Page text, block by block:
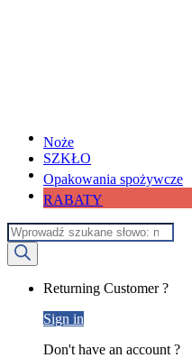
Noże
SZKŁO
Opakowania spożywcze
RABATY
Wyszukiwarka
produktów
Returning Customer ?
Sign in
Don't have an account ?